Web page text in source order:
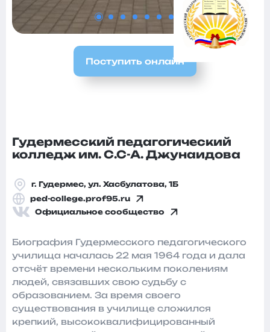
Поступить онлайн
Гудермесский педагогический
колледж им. С.С-А. Джунаидова
г. Гудермес, ул. Хасбулатова, 1Б
ped-college.prof95.ru
Официальное сообщество
Биография Гудермесского педагогического
училища началась 22 мая 1964 года и дала
отсчёт времени нескольким поколениям
людей, связавших свою судьбу с
образованием. За время своего
существования в училище сложился
крепкий, высококвалифицированный